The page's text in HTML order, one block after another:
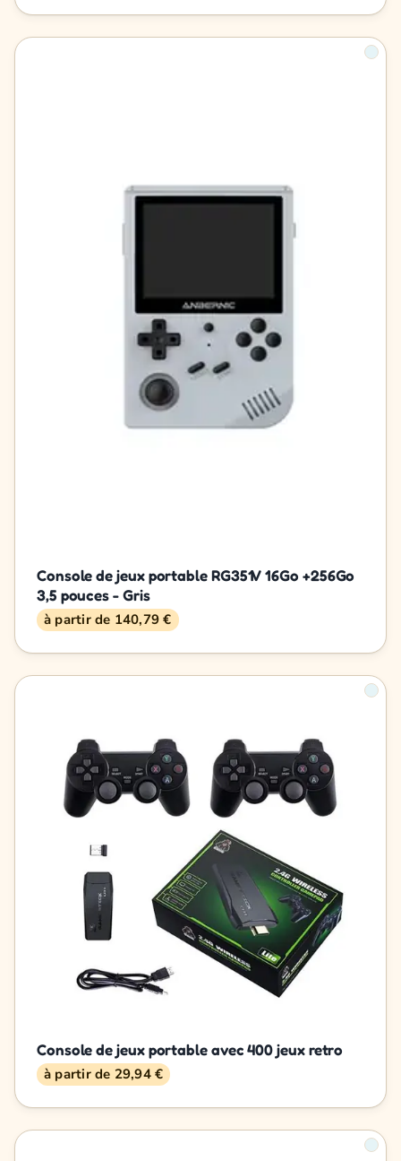
Console de jeux portable RG351V 16Go +256Go
3,5 pouces - Gris
à partir de 140,79 €
Console de jeux portable avec 400 jeux retro
à partir de 29,94 €